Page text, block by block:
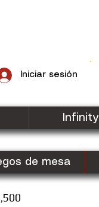
Iniciar sesión
Infinity
de mesa